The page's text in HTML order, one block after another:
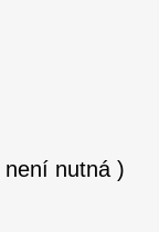
nutná )